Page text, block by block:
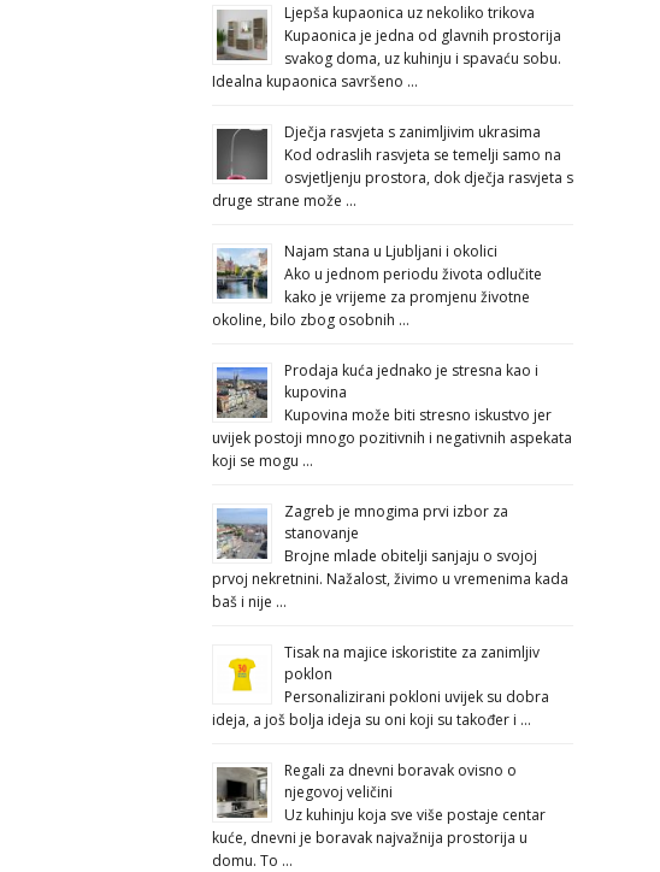
Ljepša kupaonica uz nekoliko trikova
Kupaonica je jedna od glavnih prostorija
svakog doma, uz kuhinju i spavaću sobu.
Idealna kupaonica savršeno …
Dječja rasvjeta s zanimljivim ukrasima
Kod odraslih rasvjeta se temelji samo na
osvjetljenju prostora, dok dječja rasvjeta s
druge strane može …
Najam stana u Ljubljani i okolici
Ako u jednom periodu života odlučite
kako je vrijeme za promjenu životne
okoline, bilo zbog osobnih …
Prodaja kuća jednako je stresna kao i
kupovina
Kupovina može biti stresno iskustvo jer
uvijek postoji mnogo pozitivnih i negativnih aspekata
koji se mogu …
Zagreb je mnogima prvi izbor za
stanovanje
Brojne mlade obitelji sanjaju o svojoj
prvoj nekretnini. Nažalost, živimo u vremenima kada
baš i nije …
Tisak na majice iskoristite za zanimljiv
poklon
Personalizirani pokloni uvijek su dobra
ideja, a još bolja ideja su oni koji su također i …
Regali za dnevni boravak ovisno o
njegovoj veličini
Uz kuhinju koja sve više postaje centar
kuće, dnevni je boravak najvažnija prostorija u
domu. To …